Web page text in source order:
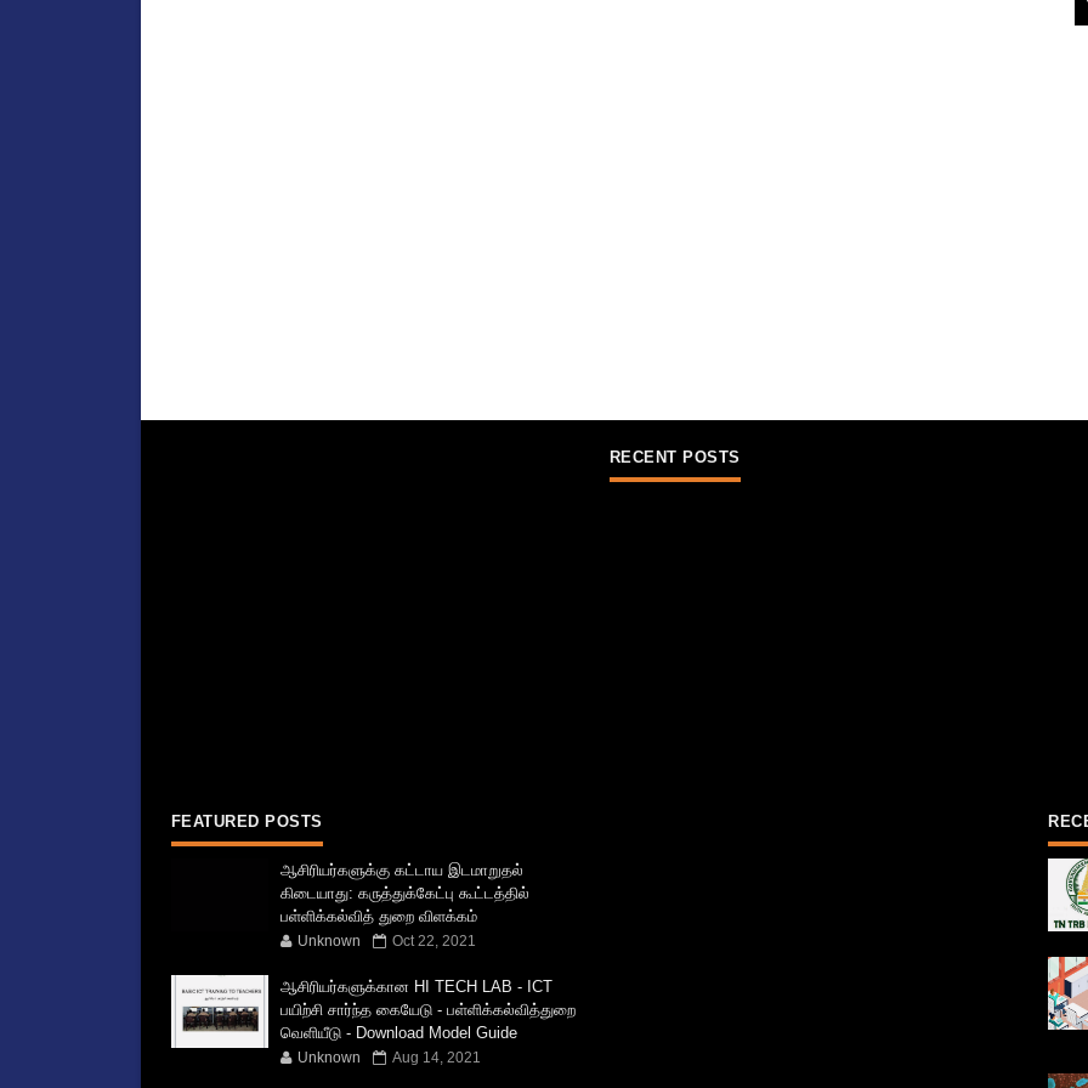
FEATURED POSTS
ஆசிரியர்களுக்கு கட்டாய இடமாறுதல்
கிடையாது: கருத்துக்கேட்பு கூட்டத்தில்
பள்ளிக்கல்வித் துறை விளக்கம்
Unknown Oct 22, 2021
ஆசிரியர்களுக்கான HI TECH LAB - ICT
பயிற்சி சார்ந்த கையேடு - பள்ளிக்கல்வித்துறை
வெளியீடு - Download Model Guide
Unknown Aug 14, 2021
RECENT POSTS